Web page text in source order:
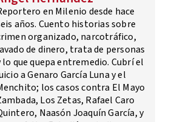
en Milenio desde hace
años. Cuento historias sobre
organizado, narcotráfico,
de dinero, trata de personas
lo que quepa entremedio. Cubrí el
a Genaro García Luna y el
los casos contra El Mayo
Los Zetas, Rafael Caro
Naasón Joaquín García, y